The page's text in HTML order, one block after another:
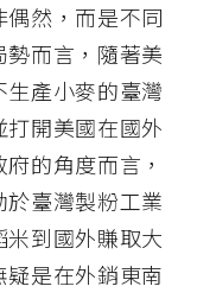
然，而是不同
而言，隨著美
產小麥的臺灣
開美國在國外
的角度而言，
臺灣製粉工業
到國外賺取大
是在外銷東南